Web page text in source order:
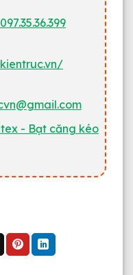
097.35.36.399
- Bạt căng kéo